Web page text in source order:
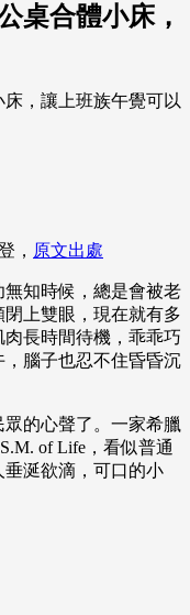
桌合體小床，
， 原文出處
知時候，總是會被老
上雙眼，現在就有多
長時間待機，乖乖巧
腦子也忍不住昏昏沉
的心聲了。一家希臘
of Life，看似普通
涎欲滴，可口的小